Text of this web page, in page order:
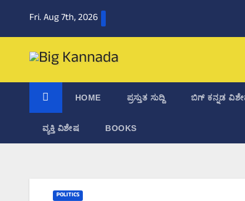
Fri. Aug 7th, 2026
HOME ಪ್ರಸ್ತುತ ಸುದ್ದಿ ಬಿಗ್‌ ಕನ್ನಡ
ವ್ಯಕ್ತಿ ವಿಶೇಷ BOOKS
POLITICS